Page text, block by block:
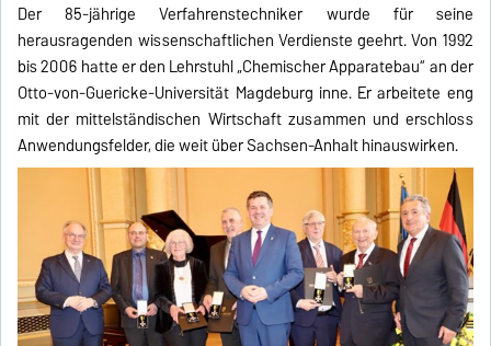
Der 85-jährige Verfahrenstechniker wurde für seine
herausragenden wissenschaftlichen Verdienste geehrt. Von 1992
bis 2006 hatte er den Lehrstuhl „Chemischer Apparatebau“ an der
Otto-von-Guericke-Universität Magdeburg inne. Er arbeitete eng
mit der mittelständischen Wirtschaft zusammen und erschloss
Anwendungsfelder, die weit über Sachsen-Anhalt hinauswirken.